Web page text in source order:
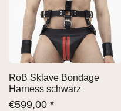
RoB Sklave Bondage
Harness schwarz
€599,00 *